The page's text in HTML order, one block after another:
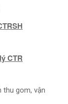
CTR
thu gom, vận